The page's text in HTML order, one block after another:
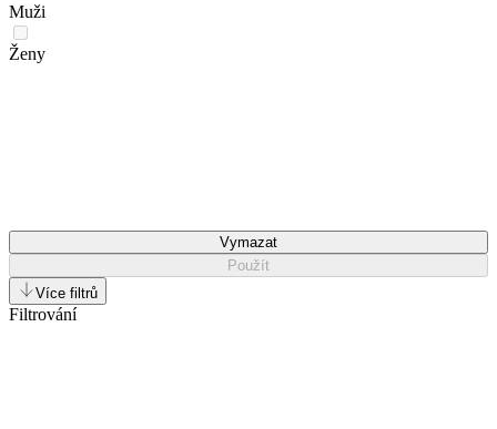
Muži
Ženy
Vymazat
Použít
Více filtrů
Filtrování